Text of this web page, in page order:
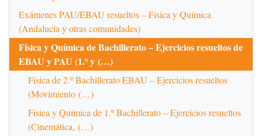
Exámenes PAU/EBAU resueltos – Física y Química
(Andalucía y otras comunidades)
Física y Química de Bachillerato – Ejercicios resueltos de
EBAU y PAU (1.º y (…)
Física de 2.º Bachillerato EBAU – Ejercicios resueltos
(Movimiento (…)
Física y Química de 1.º Bachillerato – Ejercicios resueltos
(Cinemática, (…)